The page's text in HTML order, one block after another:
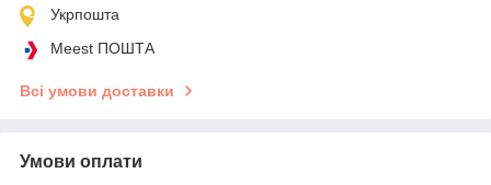
Укрпошта
Meest ПОШТА
Всі умови доставки
Умови оплати